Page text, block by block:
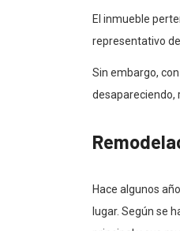
El inmueble
representativo
Sin embargo,
desapareciendo,
Hace algunos
lugar. Según se